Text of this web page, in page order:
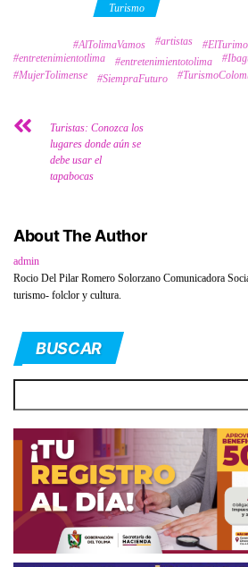
Turismo
#AlTolimaVamos #artistas
#entretenimientotlima
#entretenimientotolima
#MujerTolimense
#SiempraFuturo
Turistas: Conozca los
lugares donde aún se
debe usar el
tapabocas
About The Author
admin
Rocio Del Pilar Romero Solorzano Comunicadora
turismo- folclor y cultura.
BUSCAR